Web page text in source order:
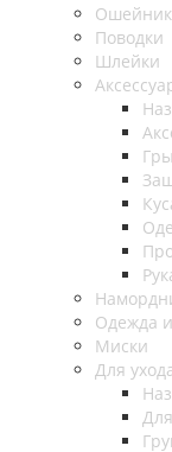
Поводки
Шлейки
Одежда
Миски
Для